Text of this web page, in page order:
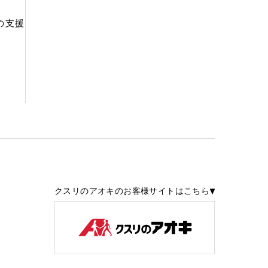
支援
クスリのアオキのお客様サイトはこちら